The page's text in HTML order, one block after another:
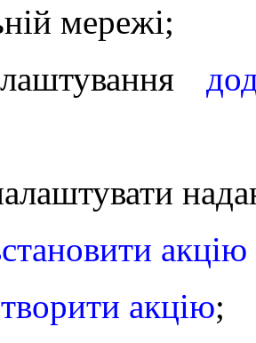
мережі;
акцію
акцію;